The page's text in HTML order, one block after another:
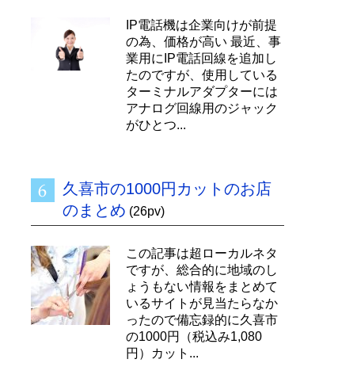
IP電話機は企業向けが前提
の為、価格が高い 最近、事
業用にIP電話回線を追加し
たのですが、使用している
ターミナルアダプターには
アナログ回線用のジャック
がひとつ...
久喜市の1000円カットのお店
のまとめ (26pv)
この記事は超ローカルネタ
ですが、総合的に地域のし
ょうもない情報をまとめて
いるサイトが見当たらなか
ったので備忘録的に久喜市
の1000円（税込み1,080
円）カット...